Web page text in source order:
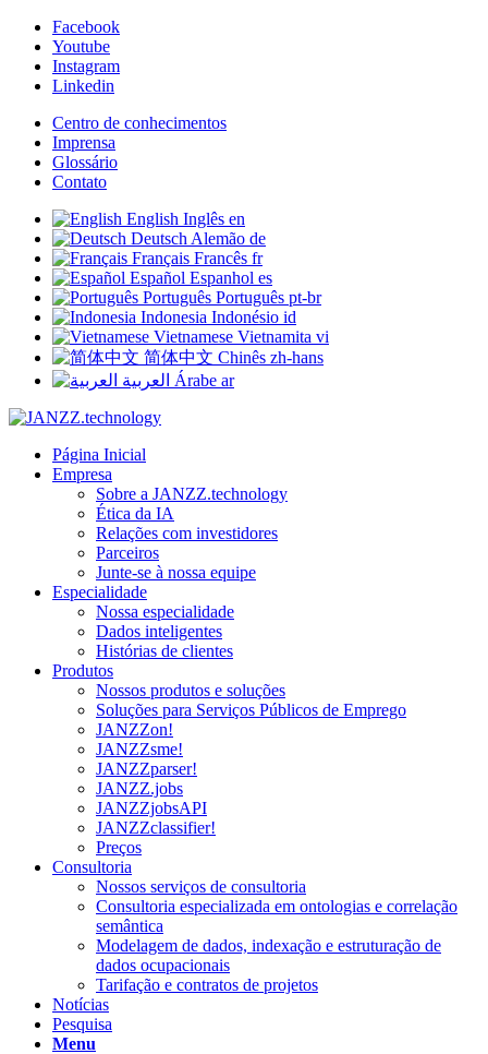
Facebook
Youtube
Instagram
Linkedin
Centro de conhecimentos
Imprensa
Glossário
Contato
English Inglês en
Deutsch Alemão de
Français Francês fr
Español Espanhol es
Português Português pt-br
Indonesia Indonésio id
Vietnamese Vietnamita vi
简体中文 Chinês zh-hans
العربية Árabe ar
Página Inicial
Empresa
Sobre a JANZZ.technology
Ética da IA
Relações com investidores
Parceiros
Junte-se à nossa equipe
Especialidade
Nossa especialidade
Dados inteligentes
Histórias de clientes
Produtos
Nossos produtos e soluções
Soluções para Serviços Públicos de Emprego
JANZZon!
JANZZsme!
JANZZparser!
JANZZ.jobs
JANZZjobsAPI
JANZZclassifier!
Preços
Consultoria
Nossos serviços de consultoria
Consultoria especializada em ontologias e correlação
semântica
Modelagem de dados, indexação e estruturação de
dados ocupacionais
Tarifação e contratos de projetos
Notícias
Pesquisa
Menu